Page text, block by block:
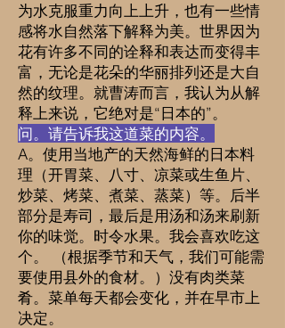
为水克服重力向上上升，也有一些情
感将水自然落下解释为美。世界因为
花有许多不同的诠释和表达而变得丰
富，无论是花朵的华丽排列还是大自
然的纹理。就曹涛而言，我认为从解
释上来说，它绝对是“日本的”。
问。请告诉我这道菜的内容。
A。使用当地产的天然海鲜的日本料
理（开胃菜、八寸、凉菜或生鱼片、
炒菜、烤菜、煮菜、蒸菜）等。后半
部分是寿司，最后是用汤和汤来刷新
你的味觉。时令水果。我会喜欢吃这
个。 （根据季节和天气，我们可能需
要使用县外的食材。）没有肉类菜
肴。菜单每天都会变化，并在早市上
决定。